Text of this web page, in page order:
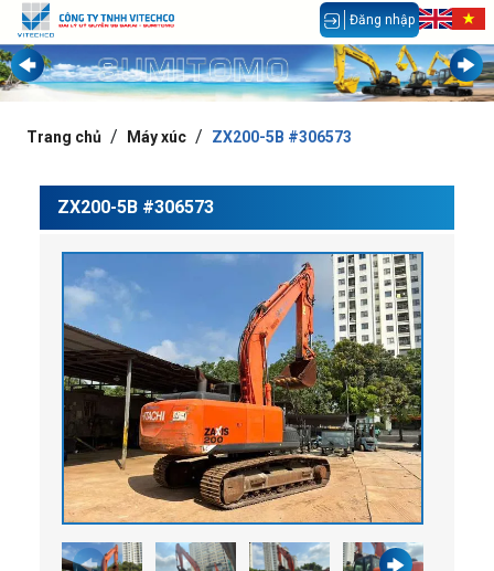
Đăng nhập
Trang chủ Máy xúc ZX200-5B #306573
ZX200-5B #306573